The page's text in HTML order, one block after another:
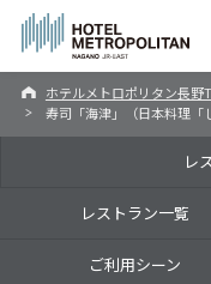
ホテルメトロポリタン長野
寿司「海津」（日本料理「
レ
レストラン一覧
ご利用シーン